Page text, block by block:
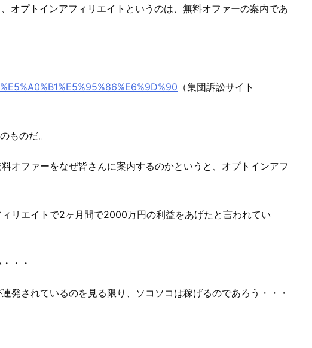
オプトインアフィリエイトというのは、無料オファーの案内であ
（集団訴訟サイト
ものだ。
オファーをなぜ皆さんに案内するのかというと、オプトインアフ
リエイトで2ヶ月間で2000万円の利益をあげたと言われてい
・・
発されているのを見る限り、ソコソコは稼げるのであろう・・・